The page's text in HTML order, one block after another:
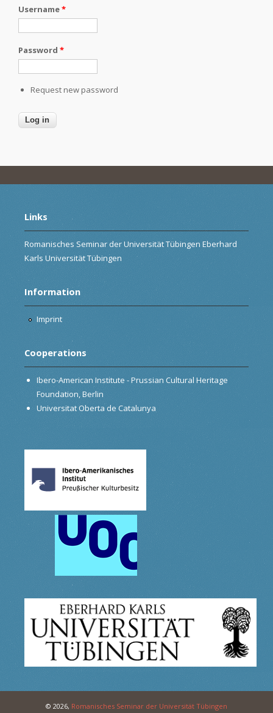
Username*
Password *
Request new password
Links
Romanisches Seminar der Universität Tübingen Eberhard
Karls Universität Tübingen
Information
Imprint
Cooperations
Ibero-American Institute - Prussian Cultural Heritage
Foundation, Berlin
Universitat Oberta de Catalunya
© 2026, Romanisches Seminar der Universität Tübingen